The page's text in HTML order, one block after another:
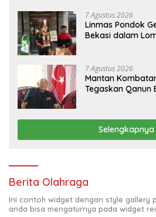
7 Agustus 2026
Linmas Pondok
Bekasi dalam
7 Agustus 2026
Mantan
Tegaskan Qanun
Selengkapnya
Berita Olahraga
Ini contoh widget dengan style gallery
anda bisa mengaturnya pada widget